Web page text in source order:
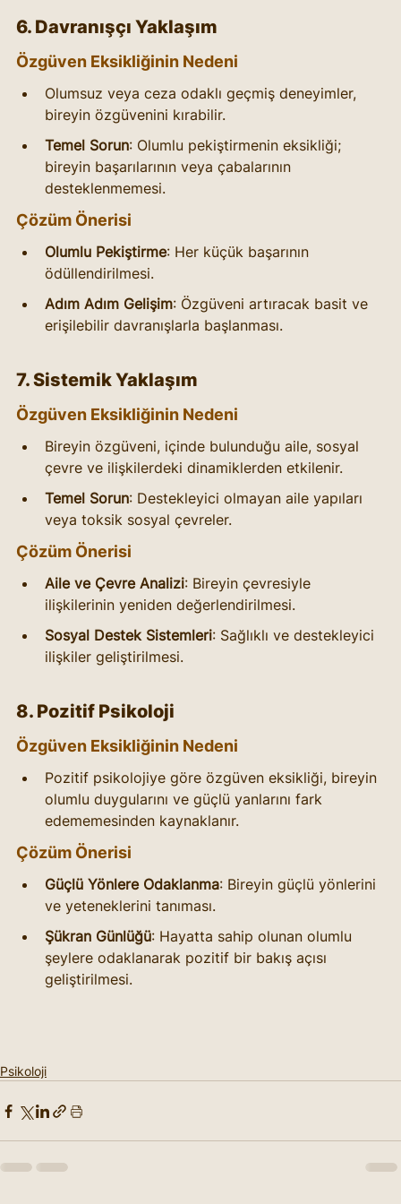
6. Davranışçı Yaklaşım
Özgüven Eksikliğinin Nedeni
Olumsuz veya ceza odaklı geçmiş deneyimler,
bireyin özgüvenini kırabilir.
Temel Sorun: Olumlu pekiştirmenin eksikliği;
bireyin başarılarının veya çabalarının
desteklenmemesi.
Çözüm Önerisi
Olumlu Pekiştirme: Her küçük başarının
ödüllendirilmesi.
Adım Adım Gelişim: Özgüveni artıracak basit ve
erişilebilir davranışlarla başlanması.
7. Sistemik Yaklaşım
Özgüven Eksikliğinin Nedeni
Bireyin özgüveni, içinde bulunduğu aile, sosyal
çevre ve ilişkilerdeki dinamiklerden etkilenir.
Temel Sorun: Destekleyici olmayan aile yapıları
veya toksik sosyal çevreler.
Çözüm Önerisi
Aile ve Çevre Analizi: Bireyin çevresiyle
ilişkilerinin yeniden değerlendirilmesi.
Sosyal Destek Sistemleri: Sağlıklı ve destekleyici
ilişkiler geliştirilmesi.
8. Pozitif Psikoloji
Özgüven Eksikliğinin Nedeni
Pozitif psikolojiye göre özgüven eksikliği, bireyin
olumlu duygularını ve güçlü yanlarını fark
edememesinden kaynaklanır.
Çözüm Önerisi
Güçlü Yönlere Odaklanma: Bireyin güçlü yönlerini
ve yeteneklerini tanıması.
Şükran Günlüğü: Hayatta sahip olunan olumlu
şeylere odaklanarak pozitif bir bakış açısı
geliştirilmesi.
Psikoloji